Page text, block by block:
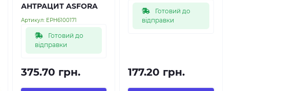
АНТРАЦИТ ASFORA
Артикул: EPH6100171
Готовий до
відправки
375.70 грн.
Готовий до
відправки
177.20 грн.